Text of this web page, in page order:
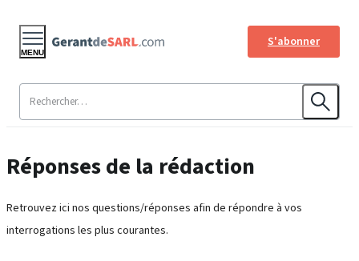
S'abonner
MENU
Réponses de la rédaction
Retrouvez ici nos questions/réponses afin de répondre à vos
interrogations les plus courantes.